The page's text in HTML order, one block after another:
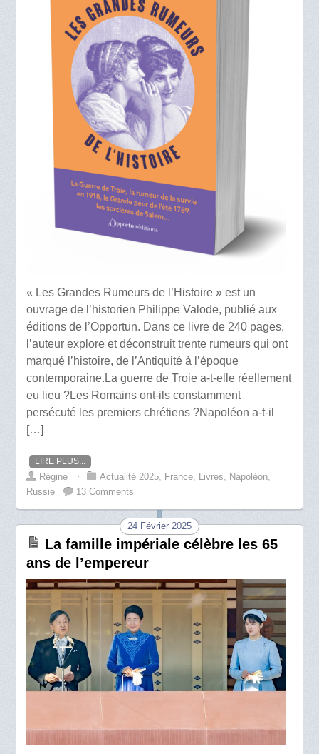
« Les Grandes Rumeurs de l’Histoire » est un
ouvrage de l’historien Philippe Valode, publié aux
éditions de l’Opportun. Dans ce livre de 240 pages,
l’auteur explore et déconstruit trente rumeurs qui ont
marqué l’histoire, de l’Antiquité à l’époque
contemporaine.La guerre de Troie a-t-elle réellement
eu lieu ?Les Romains ont-ils constamment
persécuté les premiers chrétiens ?Napoléon a-t-il
[…]
LIRE PLUS...
Régine ⋅ Actualité 2025, France, Livres, Napoléon,
Russie
13 Comments
24 Février 2025
La famille impériale célèbre les 65
ans de l’empereur